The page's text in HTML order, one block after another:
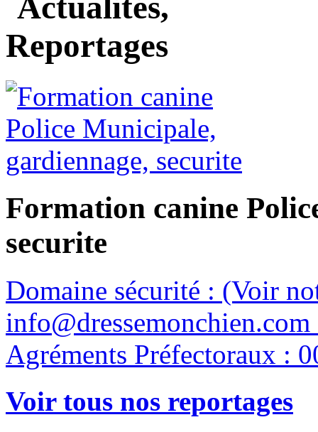
Formation canine
securite
Domaine sécurité : (Voir
Agréments Préfectoraux :
Voir tous nos reportages